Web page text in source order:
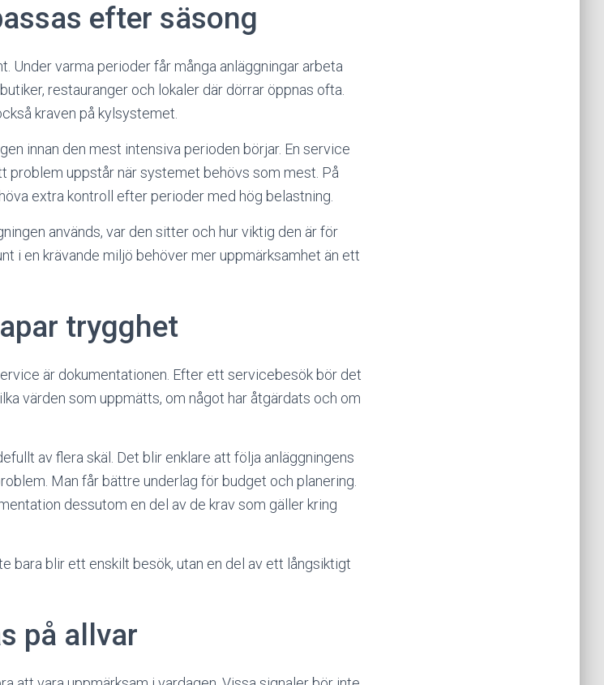
efter säsong
Under varma perioder får många anläggningar arbeta
restauranger och lokaler där dörrar öppnas ofta.
kraven på kylsystemet.
innan den mest intensiva perioden börjar. En service
problem uppstår när systemet behövs som mest. På
extra kontroll efter perioder med hög belastning.
används, var den sitter och hur viktig den är för
i en krävande miljö behöver mer uppmärksamhet än ett
trygghet
är dokumentationen. Efter ett servicebesök bör det
värden som uppmätts, om något har åtgärdats och om
av flera skäl. Det blir enklare att följa anläggningens
Man får bättre underlag för budget och planering.
dessutom en del av de krav som gäller kring
bara blir ett enskilt besök, utan en del av ett långsiktigt
på allvar